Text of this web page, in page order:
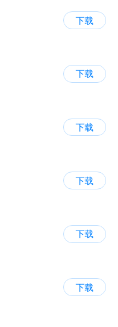
下载
下载
下载
下载
下载
下载